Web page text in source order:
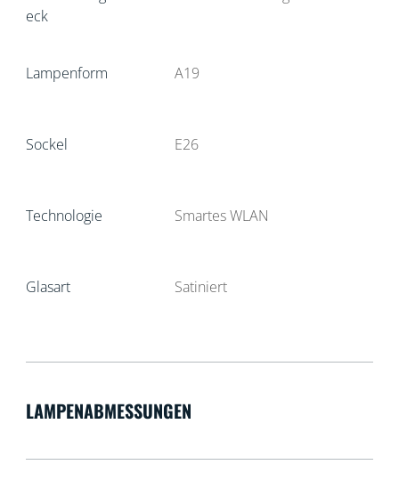
eck
Lampenform A19
Sockel E26
Technologie Smartes WLAN
Glasart Satiniert
LAMPENABMESSUNGEN